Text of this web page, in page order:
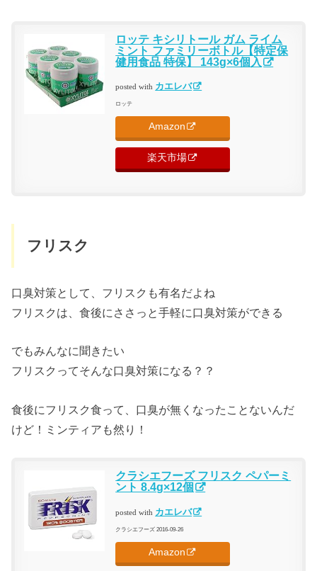
ロッテ キシリトール ガム ライム
ミント ファミリーボトル【特定保
健用食品 特保】 143g×6個入
posted with カエレバ
ロッテ
Amazon
楽天市場
フリスク
口臭対策として、フリスクも有名だよね
フリスクは、食後にささっと手軽に口臭対策ができる
でもみんなに聞きたい
フリスクってそんな口臭対策になる？？
食後にフリスク食って、口臭が無くなったことないんだ
けど！ミンティアも然り！
クラシエフーズ フリスク ペパーミ
ント 8.4g×12個
posted with カエレバ
クラシエフーズ 2016-09-26
Amazon